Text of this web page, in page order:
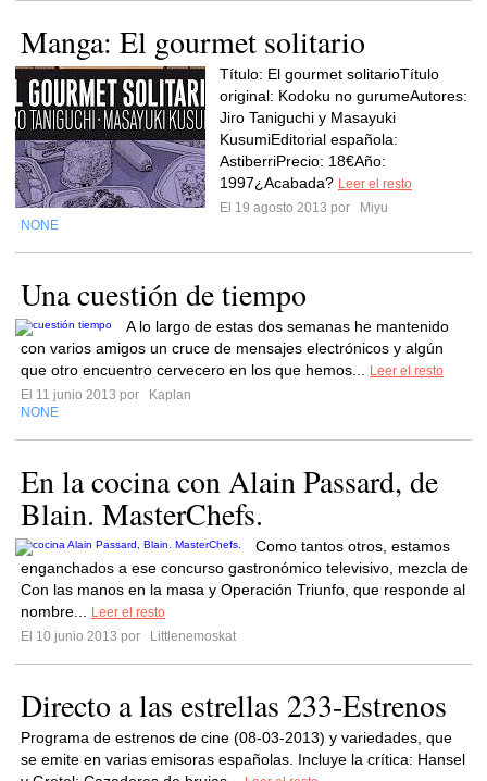
Manga: El gourmet solitario
Título: El gourmet solitarioTítulo
original: Kodoku no gurumeAutores:
Jiro Taniguchi y Masayuki
KusumiEditorial española:
AstiberriPrecio: 18€Año:
1997¿Acabada? Leer el resto
El 19 agosto 2013 por
Miyu
NONE
Una cuestión de tiempo
A lo largo de estas dos semanas he mantenido
con varios amigos un cruce de mensajes electrónicos y algún
que otro encuentro cervecero en los que hemos...
Leer el resto
El 11 junio 2013 por
Kaplan
NONE
En la cocina con Alain Passard, de
Blain. MasterChefs.
Como tantos otros, estamos
enganchados a ese concurso gastronómico televisivo, mezcla de
Con las manos en la masa y Operación Triunfo, que responde al
nombre...
Leer el resto
El 10 junio 2013 por
Littlenemoskat
Directo a las estrellas 233-Estrenos
Programa de estrenos de cine (08-03-2013) y variedades, que
se emite en varias emisoras españolas. Incluye la crítica: Hansel